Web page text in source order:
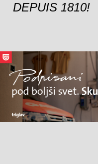
DEPUIS 1810!